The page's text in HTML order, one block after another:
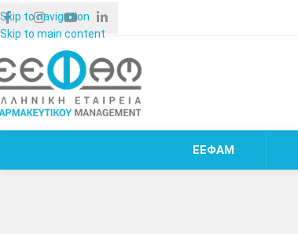
Skip to navigation
Skip to main content
ΕΕΦΑΜ